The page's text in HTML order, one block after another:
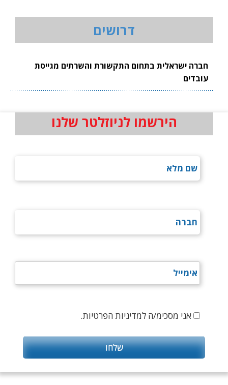
דרושים
חברה ישראלית בתחום התקשורת והשרתים מגייסת
עובדים
הירשמו לניוזלטר שלנו
אני מסכימ/ה למדיניות הפרטיות.